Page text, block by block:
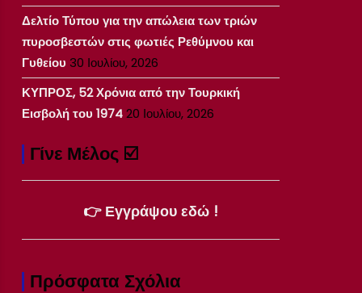
Δελτίο Τύπου για την απώλεια των τριών
πυροσβεστών στις φωτιές Ρεθύμνου και
Γυθείου 30 Ιουλίου, 2026
ΚΥΠΡΟΣ, 52 Χρόνια από την Τουρκική
Εισβολή του 197420 Ιουλίου, 2026
Γίνε Μέλος ☑️
👉 Εγγράψου εδώ !
Πρόσφατα Σχόλια